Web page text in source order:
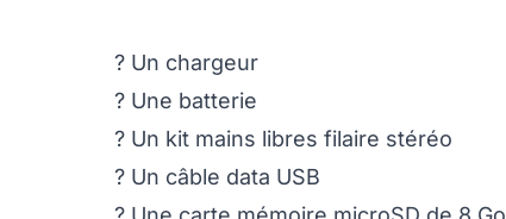
? Un chargeur
? Une batterie
? Un kit mains libres filaire stéréo
? Un câble data USB